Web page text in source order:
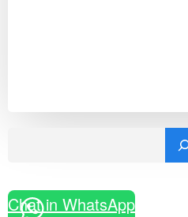
Chat in WhatsApp